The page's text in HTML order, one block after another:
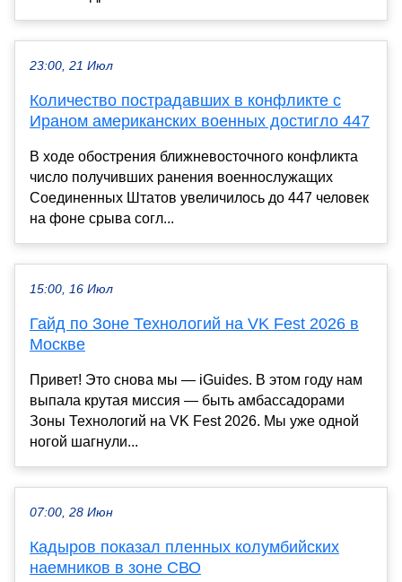
23:00, 21 Июл
Количество пострадавших в конфликте с
Ираном американских военных достигло 447
В ходе обострения ближневосточного конфликта
число получивших ранения военнослужащих
Соединенных Штатов увеличилось до 447 человек
на фоне срыва согл...
15:00, 16 Июл
Гайд по Зоне Технологий на VK Fest 2026 в
Москве
Привет! Это снова мы — iGuides. В этом году нам
выпала крутая миссия — быть амбассадорами
Зоны Технологий на VK Fest 2026. Мы уже одной
ногой шагнули...
07:00, 28 Июн
Кадыров показал пленных колумбийских
наемников в зоне СВО